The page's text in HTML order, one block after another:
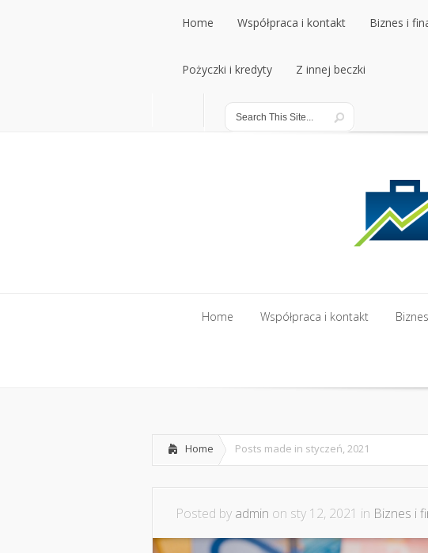
Home
Home
Współpraca i kontakt
Współpraca i kontakt
Biznes i
Pożyczki i kredyty
Pożyczki i kredyty
Z innej beczki
Z innej beczki
Home Współpraca i kontakt
Home Posts made in styczeń, 2021
Posted by admin on sty 12, 2021 in Biznes i